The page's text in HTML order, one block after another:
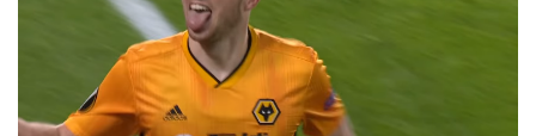
БУКМЕКЕРИ